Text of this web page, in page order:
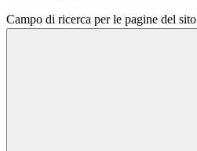
Campo di ricerca per le pagine del sito